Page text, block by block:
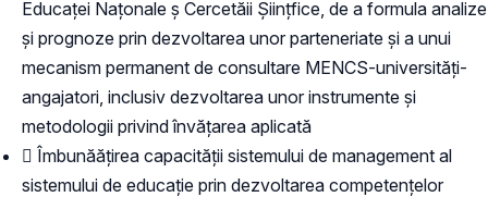
Educaței Națonale ș Cercetăii Șiințfice, de a formula analize
și prognoze prin dezvoltarea unor parteneriate și a unui
mecanism permanent de consultare MENCS-universități-
angajatori, inclusiv dezvoltarea unor instrumente și
metodologii privind învățarea aplicată
 Îmbunăățirea capacității sistemului de management al
sistemului de educație prin dezvoltarea competențelor